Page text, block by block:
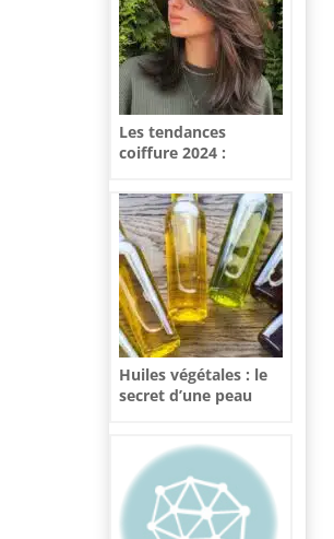
Les tendances
coiffure 2024 :
pour une nouvelle
année
Huiles végétales : le
secret d’une peau